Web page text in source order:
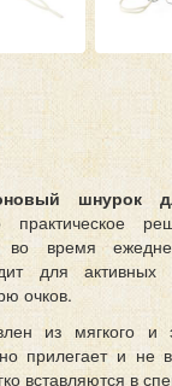
шнурок
время
для активных
очков.
из мягкого и
прилегает и не
вставляются в